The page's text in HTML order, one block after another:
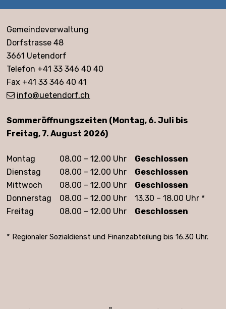
Adresse
Gemeindeverwaltung
Dorfstrasse 48
3661 Uetendorf
Telefon +41 33 346 40 40
Fax +41 33 346 40 41
info@uetendorf.ch
Öffnungszeiten
Sommeröffnungszeiten (Montag, 6. Juli bis
Freitag, 7. August 2026)
Montag 08.00 – 12.00 Uhr
Geschlossen
Dienstag
08.00 – 12.00 Uhr
Geschlossen
Mittwoch
08.00 – 12.00 Uhr
Geschlossen
Donnerstag
08.00 – 12.00 Uhr
13.30 – 18.00 Uhr *
Freitag
08.00 – 12.00 Uhr Geschlossen
* Regionaler Sozialdienst und Finanzabteilung bis 16.30 Uhr.